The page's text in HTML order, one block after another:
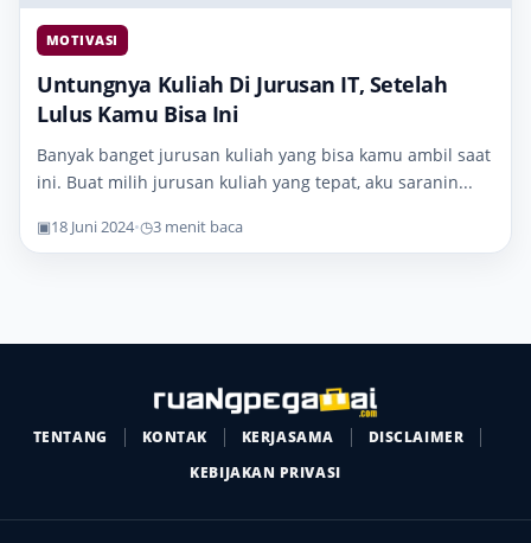
MOTIVASI
Untungnya Kuliah Di Jurusan IT, Setelah
Lulus Kamu Bisa Ini
Banyak banget jurusan kuliah yang bisa kamu ambil saat
ini. Buat milih jurusan kuliah yang tepat, aku saranin...
▣18 Juni 2024•◷3 menit baca
TENTANG KONTAK KERJASAMA
DISCLAIMER
KEBIJAKAN PRIVASI